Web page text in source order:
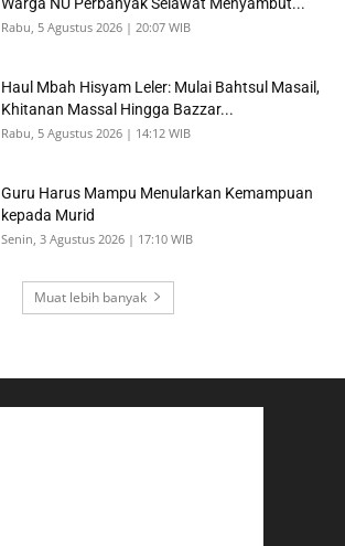
Rabu, 5 Agustus 2026 | 20:07 WIB
Haul Mbah Hisyam Leler: Mulai Bahtsul Masail,
Khitanan Massal Hingga Bazzar...
Rabu, 5 Agustus 2026 | 14:12 WIB
Guru Harus Mampu Menularkan Kemampuan
kepada Murid
Senin, 3 Agustus 2026 | 17:10 WIB
Muat lebih banyak